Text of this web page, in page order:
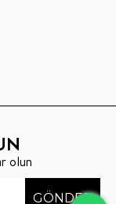
olun
GÖNDER